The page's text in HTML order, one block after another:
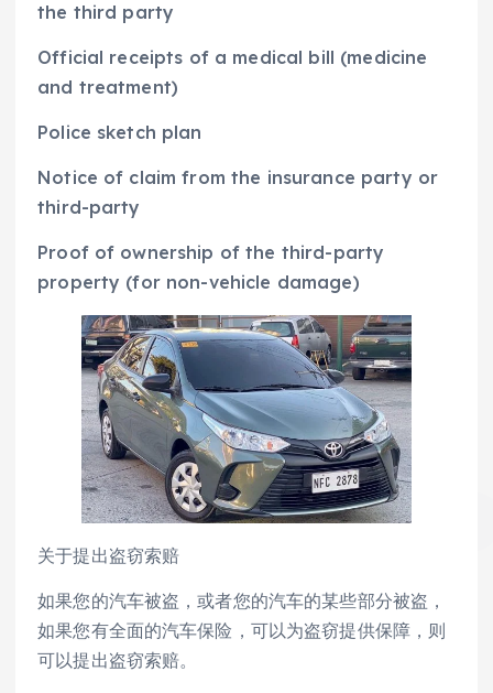
the third party
Official receipts of a medical bill (medicine
and treatment)
Police sketch plan
Notice of claim from the insurance party or
third-party
Proof of ownership of the third-party
property (for non-vehicle damage)
关于提出盗窃索赔
如果您的汽车被盗，或者您的汽车的某些部分被盗，
如果您有全面的汽车保险，可以为盗窃提供保障，则
可以提出盗窃索赔。